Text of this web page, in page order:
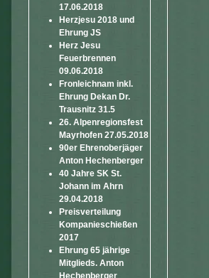
17.06.2018
Herzjesu 2018 und
Ehrung JS
Herz Jesu
Feuerbrennen
09.06.2018
Fronleichnam inkl.
Ehrung Dekan Dr.
Trausnitz 31.5
26. Alpenregionsfest
Mayrhofen 27.05.2018
90er Ehrenoberjäger
Anton Hechenberger
40 Jahre SK St.
Johann im Ahrn
29.04.2018
Preisverteilung
Kompanieschießen
2017
Ehrung 65 jährige
Mitglieds. Anton
Hechenberger